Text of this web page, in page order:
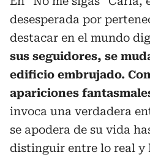
desesperada por
destacar en el mundo
sus seguidores, se
edificio embrujado.
apariciones
invoca una verdadera
se apodera de su vida
distinguir entre lo real y